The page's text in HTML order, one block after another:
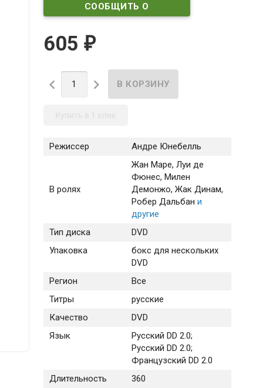
СООБЩИТЬ О
605 ₽
 
Режиссер Андре Юнебелль
В ролях
Жан Маре, Луи де
Фюнес, Милен
Демонжо, Жак Динам,
Робер Дальбан и
другие
Тип диска
DVD
Упаковка
бокс для нескольких
DVD
Регион
Все
Титры
русские
Качество
DVD
Язык
Русский DD 2.0;
Русский DD 2.0;
Французский DD 2.0
Длительность
360